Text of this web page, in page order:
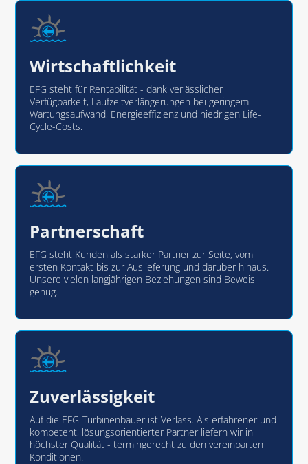
Wirtschaftlichkeit
EFG steht für Rentabilität - dank verlässlicher
Verfügbarkeit, Laufzeitverlängerungen bei geringem
Wartungsaufwand, Energieeffizienz und niedrigen Life-
Cycle-Costs.
Partnerschaft
EFG steht Kunden als starker Partner zur Seite, vom
ersten Kontakt bis zur Auslieferung und darüber hinaus.
Unsere vielen langjährigen Beziehungen sind Beweis
genug.
Zuverlässigkeit
Auf die EFG-Turbinenbauer ist Verlass. Als erfahrener und
kompetent, lösungsorientierter Partner liefern wir in
höchster Qualität - termingerecht zu den vereinbarten
Konditionen.